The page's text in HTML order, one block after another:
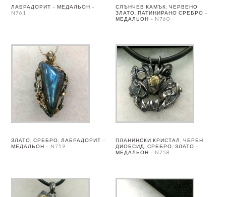
ЛАБРАДОРИТ – МЕДАЛЬОН –
N761
СЛЪНЧЕВ КАМЪК, ЧЕРВЕНО
ЗЛАТО, ПАТИНИРАНО СРЕБРО –
МЕДАЛЬОН – N760
ЗЛАТО, СРЕБРО, ЛАБРАДОРИТ –
МЕДАЛЬОН – N759
ПЛАНИНСКИ КРИСТАЛ, ЧЕРЕН
ДИОБСИД, СРЕБРО, ЗЛАТО –
МЕДАЛЬОН – N758